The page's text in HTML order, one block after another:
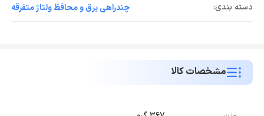
دسته بندی:
چندراهی برق و محافظ ولتاژ متفرقه
مشخصات کالا